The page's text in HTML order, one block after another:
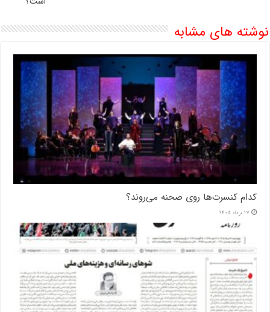
نوشته های مشابه
کدام کنسرت‌ها روی صحنه می‌روند؟
17 مرداد 1405